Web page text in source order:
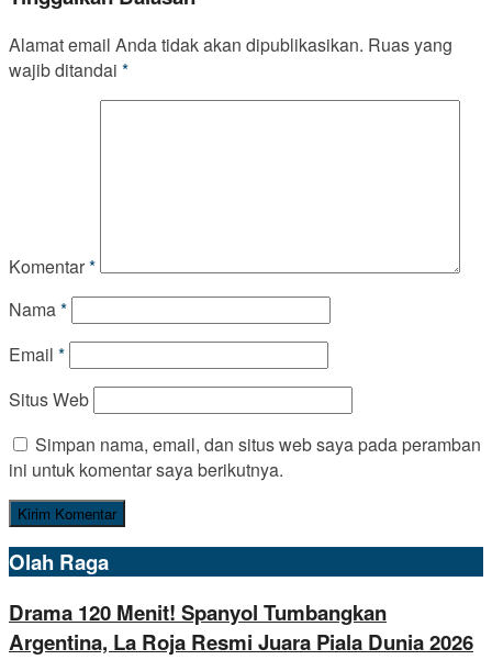
Alamat email Anda tidak akan dipublikasikan. Ruas yang
wajib ditandai *
Komentar*
Nama*
Email *
Situs Web
Simpan nama, email, dan situs web saya pada peramban
ini untuk komentar saya berikutnya.
Olah Raga
Drama 120 Menit! Spanyol Tumbangkan
Argentina, La Roja Resmi Juara Piala Dunia 2026